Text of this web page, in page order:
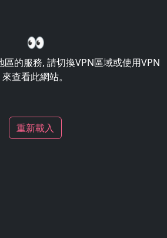
👀
的服務, 請切換VPN區域或使用VPN
來查看此網站。
重新載入